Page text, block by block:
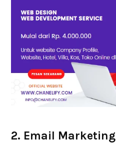
2. Email Marketing